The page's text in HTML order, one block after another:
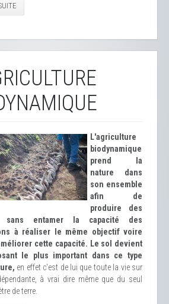
L'agriculture
biodynamique
prend la
nature dans
son ensemble
afin de
produire des
sans entamer la capacité des
à réaliser le même objectif voire
cette capacité. Le sol devient
le plus important dans ce type
, en effet c'est de lui que toute la vie sur
à vrai dire même que du seul
de terre.